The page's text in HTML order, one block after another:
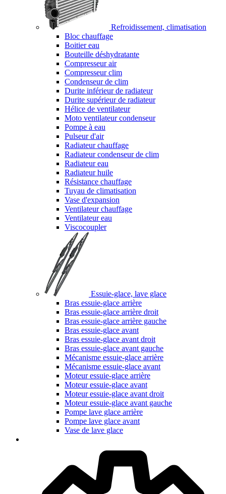
Refroidissement, climatisation
Bloc chauffage
Boitier eau
Bouteille déshydratante
Compresseur air
Compresseur clim
Condenseur de clim
Durite inférieur de radiateur
Durite supérieur de radiateur
Hélice de ventilateur
Moto ventilateur condenseur
Pompe à eau
Pulseur d'air
Radiateur chauffage
Radiateur condenseur de clim
Radiateur eau
Radiateur huile
Résistance chauffage
Tuyau de climatisation
Vase d'expansion
Ventilateur chauffage
Ventilateur eau
Viscocoupler
Essuie-glace, lave glace
Bras essuie-glace arrière
Bras essuie-glace arrière droit
Bras essuie-glace arrière gauche
Bras essuie-glace avant
Bras essuie-glace avant droit
Bras essuie-glace avant gauche
Mécanisme essuie-glace arrière
Mécanisme essuie-glace avant
Moteur essuie-glace arrière
Moteur essuie-glace avant
Moteur essuie-glace avant droit
Moteur essuie-glace avant gauche
Pompe lave glace arrière
Pompe lave glace avant
Vase de lave glace